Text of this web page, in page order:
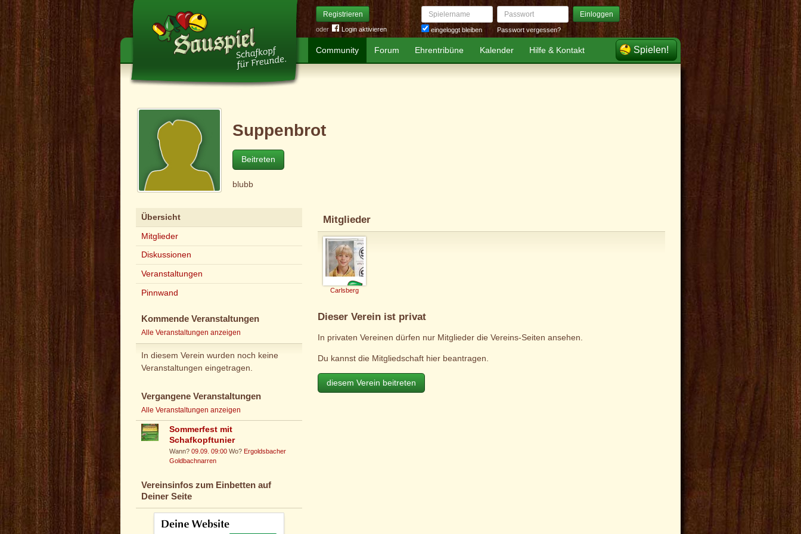
Registrieren
oder Login aktivieren
Spielername
eingeloggt bleiben
Passwort Einloggen
Passwort vergessen?
Community Forum Ehrentribüne Kalender Hilfe & Kontakt Spielen!
Suppenbrot
Beitreten
blubb
Übersicht
Mitglieder
Diskussionen
Veranstaltungen
Pinnwand
Kommende Veranstaltungen
Alle Veranstaltungen anzeigen
In diesem Verein wurden noch keine
Veranstaltungen eingetragen.
Vergangene Veranstaltungen
Alle Veranstaltungen anzeigen
Sommerfest mit
Schafkopftunier
Wann?09.09. 09:00 Wo? Ergoldsbacher
Goldbachnarren
Vereinsinfos zum Einbetten auf
Deiner Seite
Mitglieder
Carlsberg
Dieser Verein ist privat
In privaten Vereinen dürfen nur Mitglieder die Vereins-Seiten ansehen.
Du kannst die Mitgliedschaft hier beantragen.
diesem Verein beitreten